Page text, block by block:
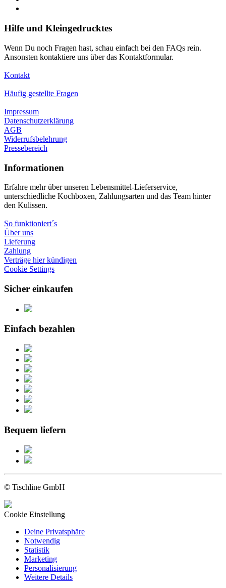
Hilfe und Kleingedrucktes
Wenn Du noch Fragen hast, schau einfach bei den FAQs rein.
Ansonsten kontaktiere uns über das Kontaktformular.
Kontakt
Häufig gestellte Fragen
Impressum
Datenschutzerklärung
AGB
Widerrufsbelehrung
Pressebereich
Informationen
Erfahre mehr über unseren Lebensmittel-Lieferservice,
unterschiedliche Kochboxen, Zahlungsarten und das Team hinter
den Kulissen.
So funktioniert´s
Über uns
Lieferung
Zahlung
Verträge hier kündigen
Cookie Settings
Sicher einkaufen
Einfach bezahlen
Bequem liefern
© Tischline GmbH
Cookie Einstellung
Deine Privatsphäre
Notwendig
Statistik
Marketing
Personalisierung
Weitere Details